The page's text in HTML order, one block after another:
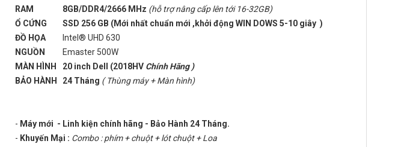
RAM
8GB/DDR4/2666 MHz (hỗ trợ nâng cấp lên tới 16-32GB)
Ổ CỨNG
SSD 256 GB (Mới nhất chuẩn mới ,khởi động WIN DOWS 5-10 giây )
ĐỒ HỌA
Intel® UHD 630
NGUỒN
Emaster 500W
MÀN HÌNH
20 inch Dell (2018HV Chính Hãng )
BẢO HÀNH
24 Tháng ( Thùng máy + Màn hình)
- Máy mới - Linh kiện chính hãng - Bảo Hành 24 Tháng.
- Khuyến Mại : Combo : phím + chuột + lót chuột + Loa